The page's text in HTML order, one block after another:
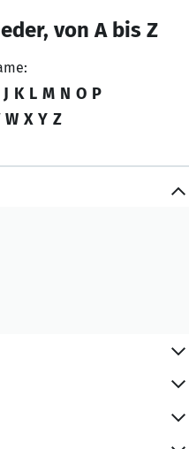
von A bis Z
J K L M N O P
W X Y Z